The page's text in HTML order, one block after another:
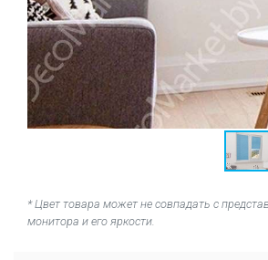
* Цвет товара может не совпадать с
монитора и его яркости.